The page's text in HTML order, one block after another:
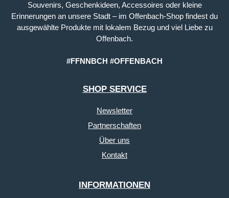
Souvenirs, Geschenkideen, Accessoires oder kleine
Erinnerungen an unsere Stadt – im Offenbach-Shop findest du
ausgewählte Produkte mit lokalem Bezug und viel Liebe zu
Offenbach.
#FFNNBCH #OFFENBACH
SHOP SERVICE
Newsletter
Partnerschaften
Über uns
Kontakt
INFORMATIONEN